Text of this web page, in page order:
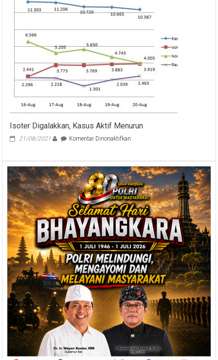
Nasional
dan
02-
2022
Isoter Digalakkan, Kasus Aktif Menurun
21/08/2021 Komentar Dinonaktifkan
Aktif
Menurun